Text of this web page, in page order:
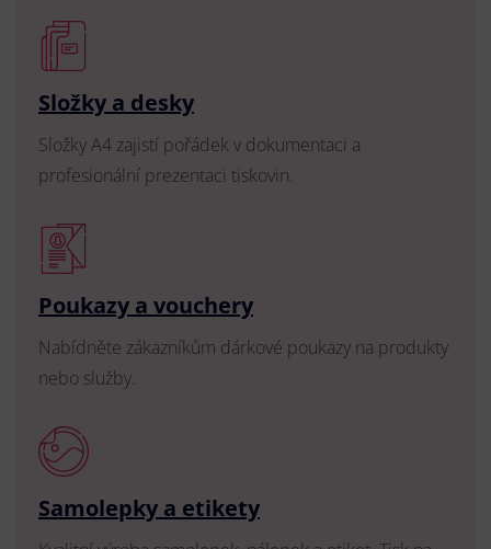
Složky a desky
Složky A4 zajistí pořádek v dokumentaci a
profesionální prezentaci tiskovin.
Poukazy a vouchery
Nabídněte zákazníkům dárkové poukazy na produkty
nebo služby.
Samolepky a etikety